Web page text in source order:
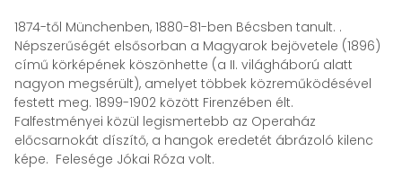
1874-től Münchenben, 1880-81-ben Bécsben tanult. .
Népszerűségét elsősorban a Magyarok bejövetele (1896)
című körképének köszönhette (a II. világháború alatt
nagyon megsérült), amelyet többek közreműködésével
festett meg. 1899-1902 között Firenzében élt.
Falfestményei közül legismertebb az Operaház
előcsarnokát díszítő, a hangok eredetét ábrázoló kilenc
képe. Felesége Jókai Róza volt.